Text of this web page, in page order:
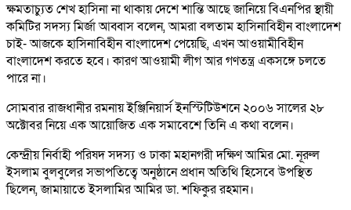
ক্ষমতাচ্যুত শেখ হাসিনা না থাকায় দেশে শান্তি আছে জানিয়ে বিএনপির স্থায়ী
কমিটির সদস্য মির্জা আব্বাস বলেন, আমরা বলতাম হাসিনাবিহীন বাংলাদেশ
চাই- আজকে হাসিনাবিহীন বাংলাদেশ পেয়েছি, এখন আওয়ামীবিহীন
বাংলাদেশ করতে হবে। কারণ আওয়ামী লীগ আর গণতন্ত্র একসঙ্গে চলতে
পারে না।
সোমবার রাজধানীর রমনায় ইঞ্জিনিয়ার্স ইনস্টিটিউশনে ২০০৬ সালের ২৮
অক্টোবর নিয়ে এক আয়োজিত এক সমাবেশে তিনি এ কথা বলেন।
কেন্দ্রীয় নির্বাহী পরিষদ সদস্য ও ঢাকা মহানগরী দক্ষিণ আমির মো. নূরুল
ইসলাম বুলবুলের সভাপতিত্বে অনুষ্ঠানে প্রধান অতিথি হিসেবে উপস্থিত
ছিলেন, জামায়াতে ইসলামির আমির ডা. শফিকুর রহমান।